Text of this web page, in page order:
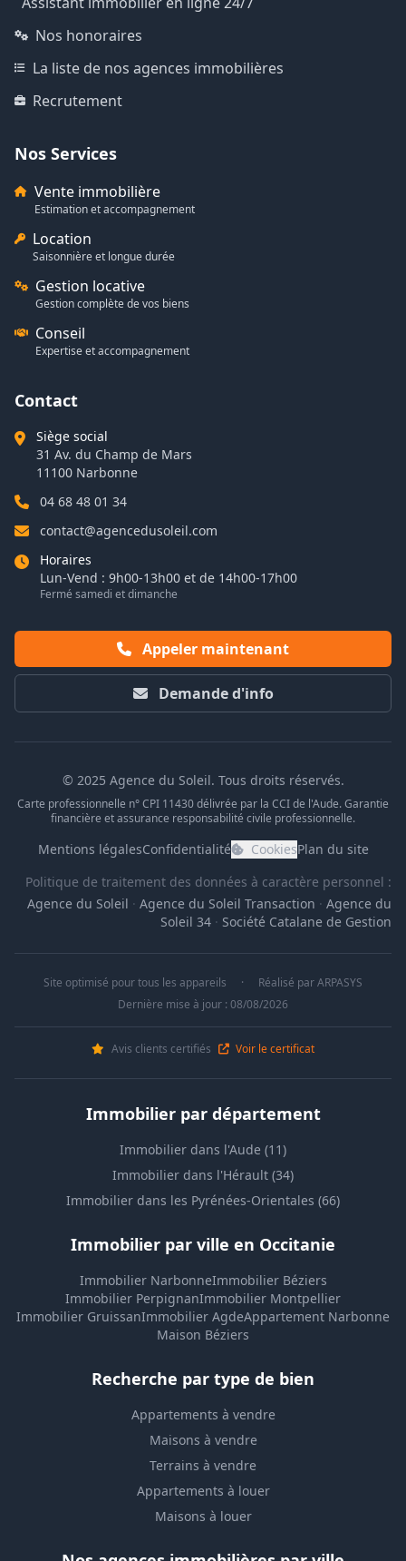
Nos honoraires
La liste de nos agences immobilières
Recrutement
Nos Services
Vente immobilière
Estimation et accompagnement
Location
Saisonnière et longue durée
Gestion locative
Gestion complète de vos biens
Conseil
Expertise et accompagnement
Contact
Siège social
31 Av. du Champ de Mars
11100 Narbonne
04 68 48 01 34
contact@agencedusoleil.com
Horaires
Lun-Vend : 9h00-13h00 et de 14h00-17h00
Fermé samedi et dimanche
Appeler maintenant
Demande d'info
© 2025 Agence du Soleil. Tous droits réservés.
Carte professionnelle n° CPI 11430 délivrée par la CCI de l'Aude. Garantie
financière et assurance responsabilité civile professionnelle.
Mentions légalesConfidentialité CookiesPlan du site
Politique de traitement des données à caractère personnel :
Agence du Soleil · Agence du Soleil Transaction · Agence du
Soleil 34 · Société Catalane de Gestion
Site optimisé pour tous les appareils · Réalisé parARPASYS
Dernière mise à jour : 08/08/2026
Avis clients certifiés Voir le certificat
Immobilier par département
Immobilier dans l'Aude (11)
Immobilier dans l'Hérault (34)
Immobilier dans les Pyrénées-Orientales (66)
Immobilier par ville en Occitanie
Immobilier NarbonneImmobilier Béziers
Immobilier PerpignanImmobilier Montpellier
Immobilier GruissanImmobilier AgdeAppartement Narbonne
Maison Béziers
Recherche par type de bien
Appartements à vendre
Maisons à vendre
Terrains à vendre
Appartements à louer
Maisons à louer